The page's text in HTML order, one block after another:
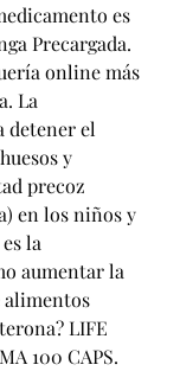
es
Precargada.
online más
La
detener el
y
precoz
en los niños y
la
aumentar la
alimentos
LIFE
100 CAPS.